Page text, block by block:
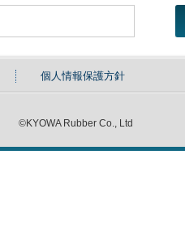
個人情報保護方針
©KYOWA Rubber Co., Ltd